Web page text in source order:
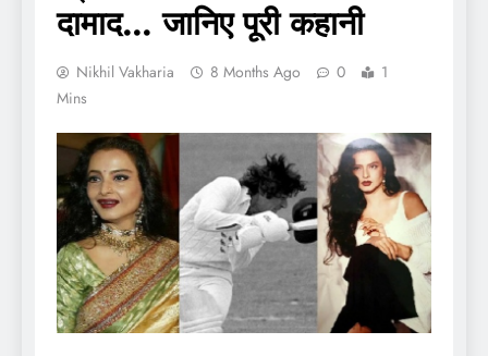
दामाद… जानिए पूरी कहानी
Nikhil Vakharia 8 Months Ago 0
1
Mins